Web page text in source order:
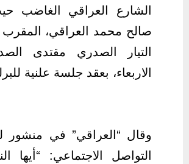
الشارع العراقي الغاضب
صالح محمد العراقي،
التيار الصدري مقتدى
الاربعاء، بعقد جلسة علنية
وقال “العراقي” في منشور
التواصل الاجتماعي: “أيها